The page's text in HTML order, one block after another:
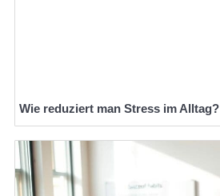
Wie reduziert man Stress im Alltag?